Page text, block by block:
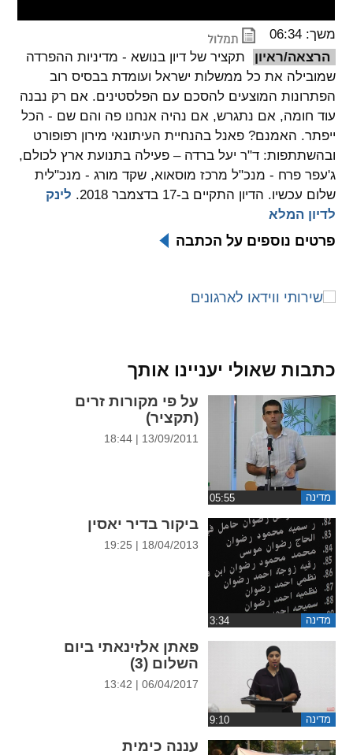
ניגודיות צבעים
brightness_high
ניגודיות בהירה
brightness_low
ניגודיות כהה
format_underlined
cached
משך: 06:34
הרצאה/ראיון
תקציר של דיון בנושא - מדיניות ההפרדה
שמובילה את כל ממשלות ישראל ועומדת בבסיס רוב
הפתרונות המוצעים להסכם עם הפלסטינים. אם רק נבנה
עוד חומה, אם נתגרש, אם נהיה אנחנו פה והם שם - הכל
ייפתר. האמנם? פאנל בהנחיית העיתונאי מירון רפופורט
ובהשתתפות: ד"ר יעל ברדה – פעילה בתנועת ארץ לכולם,
ג'עפר פרח - מנכ"ל מרכז מוסאוא, שקד מורג - מנכ"לית
שלום עכשיו. הדיון התקיים ב-17 בדצמבר 2018.
לינק
לדיון המלא
פרטים נוספים על הכתבה
כתבות שאולי יעניינו אותך
מדינה
על פי מקורות זרים
(תקציר)
13/09/2011 | 18:44
מדינה
ביקור בדיר יאסין
18/04/2013 | 19:25
מדינה
פאתן אלזינאתי ביום
השלום (3)
06/04/2017 | 13:42
עננה כימית